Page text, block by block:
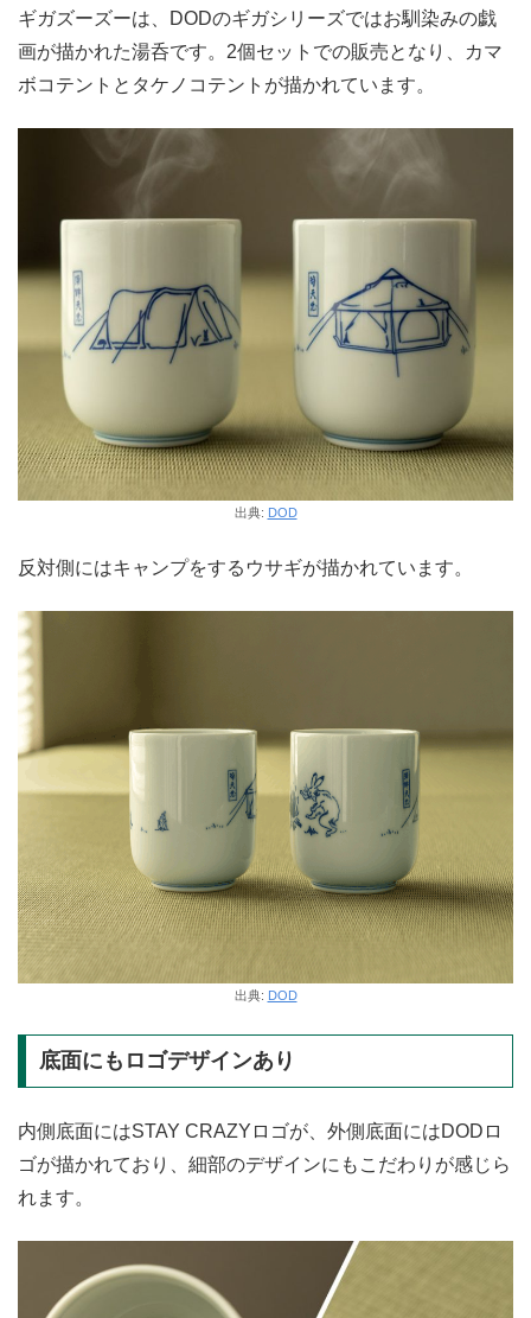
ギガズーズーは、DODのギガシリーズではお馴染みの戯
画が描かれた湯呑です。2個セットでの販売となり、カマ
ボコテントとタケノコテントが描かれています。
出典: DOD
反対側にはキャンプをするウサギが描かれています。
出典: DOD
底面にもロゴデザインあり
内側底面にはSTAY CRAZYロゴが、外側底面にはDODロ
ゴが描かれており、細部のデザインにもこだわりが感じら
れます。